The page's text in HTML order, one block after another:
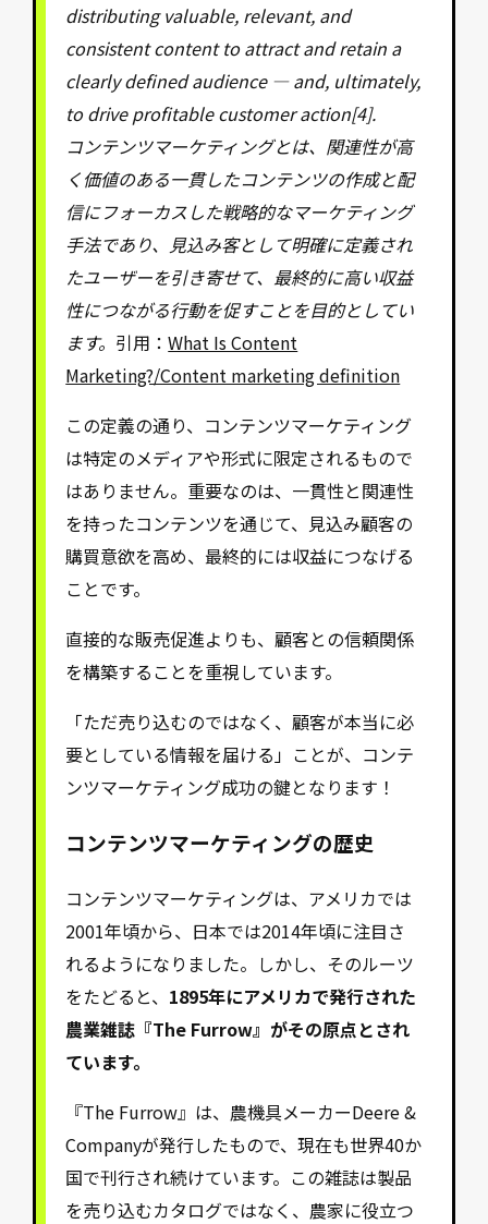
distributing valuable, relevant, and
consistent content to attract and retain a
clearly defined audience — and, ultimately,
to drive profitable customer action[4].
コンテンツマーケティングとは、関連性が高
く価値のある一貫したコンテンツの作成と配
信にフォーカスした戦略的なマーケティング
手法であり、見込み客として明確に定義され
たユーザーを引き寄せて、最終的に高い収益
性につながる行動を促すことを目的としてい
ます。 引用：What Is Content
Marketing?/Content marketing definition
この定義の通り、コンテンツマーケティング
は特定のメディアや形式に限定されるもので
はありません。重要なのは、一貫性と関連性
を持ったコンテンツを通じて、見込み顧客の
購買意欲を高め、最終的には収益につなげる
ことです。
直接的な販売促進よりも、顧客との信頼関係
を構築することを重視しています。
「ただ売り込むのではなく、顧客が本当に必
要としている情報を届ける」ことが、コンテ
ンツマーケティング成功の鍵となります！
コンテンツマーケティングの歴史
コンテンツマーケティングは、アメリカでは
2001年頃から、日本では2014年頃に注目さ
れるようになりました。しかし、そのルーツ
をたどると、 1895年にアメリカで発行された
農業雑誌『The Furrow』がその原点とされ
ています。
『The Furrow』は、農機具メーカーDeere &
Companyが発行したもので、現在も世界40か
国で刊行され続けています。この雑誌は製品
を売り込むカタログではなく、農家に役立つ